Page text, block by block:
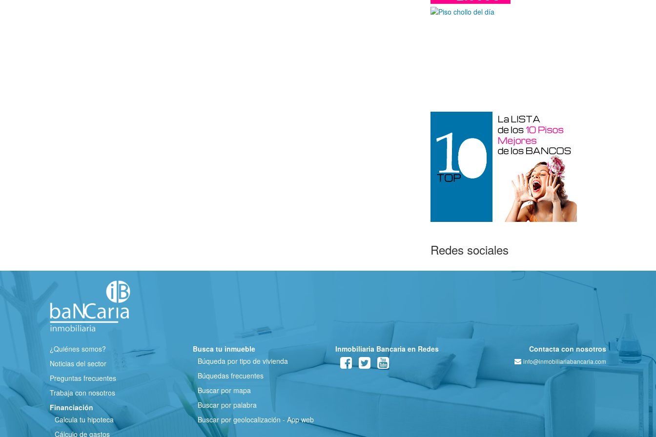
Redes sociales
¿Quiénes somos?
Noticias del sector
Preguntas frecuentes
Trabaja con nosotros
Financiación
Calcula tu hipoteca
Cálculo de gastos
Busca tu inmueble
Búqueda por tipo de vivienda
Búquedas frecuentes
Buscar por mapa
Buscar por palabra
Buscar por geolocalización - App web
Inmobiliaria Bancaria en Redes Contacta con nosotros
info@inmobiliariabancaria.com